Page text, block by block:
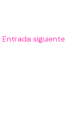
Entrada siguiente